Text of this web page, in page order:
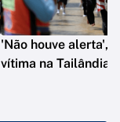
'Não houve alerta',
vítima na Tailândia